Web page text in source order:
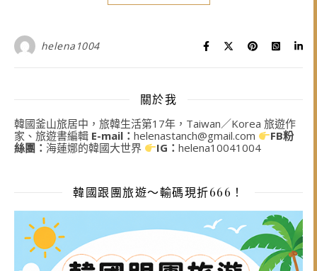
helena1004
關於我
韓國釜山旅居中，旅韓生活第17年，Taiwan／Korea 旅遊作
家、旅遊書編輯 E-mail： helenastanch@gmail.com
FB粉
絲團： 海蓮娜的韓國大世界 IG：helena10041004
韓國跟團旅遊～輸碼現折666！